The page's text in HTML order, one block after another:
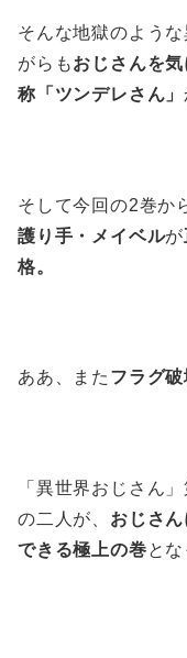
そんな地獄のよう
がらもおじさんを
称「ツンデレさん」
そして今回の2巻か
護り手・メイベルが
格。
ああ、また フラグ
「異世界おじさん
の二人が、 おじさ
できる極上の巻と